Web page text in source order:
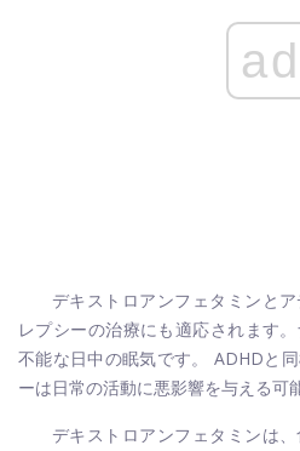
ad
デキストロアンフェタミンと
レプシーの治療にも適応されます
不能な日中の眠気です。 ADHDと
ーは日常の活動に悪影響を与える可
デキストロアンフェタミンは